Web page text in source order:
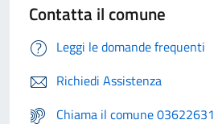
Contatta il comune
Leggi le domande frequenti
Richiedi Assistenza
Chiama il comune 03622631